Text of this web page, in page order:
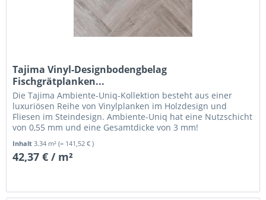
Tajima Vinyl-Designbodengbelag
Fischgrätplanken...
Die Tajima Ambiente-Uniq-Kollektion besteht aus einer
luxuriösen Reihe von Vinylplanken im Holzdesign und
Fliesen im Steindesign. Ambiente-Uniq hat eine Nutzschicht
von 0,55 mm und eine Gesamtdicke von 3 mm!
Inhalt 3.34 m²(= 141,52 € )
42,37 € / m²